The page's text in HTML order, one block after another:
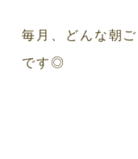
毎月、どんな朝
です◎